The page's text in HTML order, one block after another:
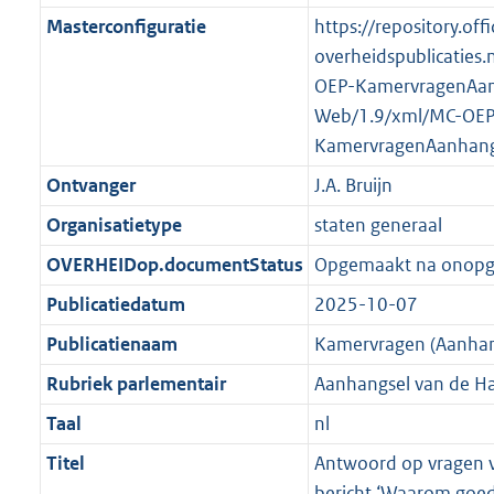
t
a
K 2
Masterconfiguratie
https://
OEP-
Web/1.9/xml/MC-
Ontvanger
J.A. Bruijn
Organisatietype
staten generaal
OVERHEIDop.documentStatus Opgemaakt na
Publicatiedatum
2025-10-07
Publicatienaam
Kamervragen
Rubriek parlementair
Aanhangsel van de
Taal
nl
Titel
Antwoord op vragen